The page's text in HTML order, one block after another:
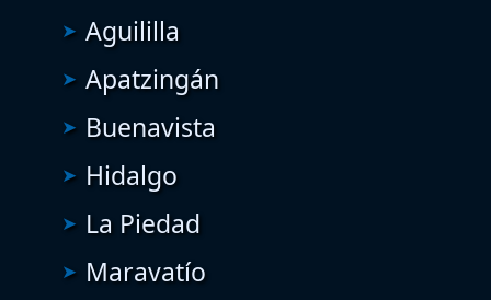
Aguililla
Apatzingán
Buenavista
Hidalgo
La Piedad
Maravatío